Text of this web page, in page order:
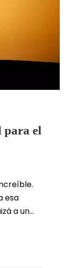
para el
esa
a un...